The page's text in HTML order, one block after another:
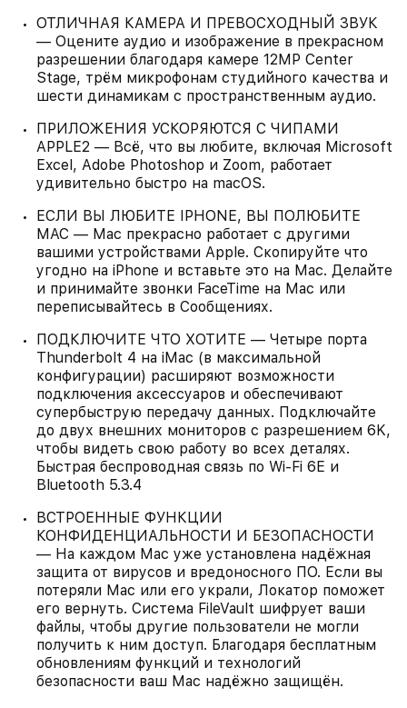
ОТЛИЧНАЯ КАМЕРА И ПРЕВОСХОДНЫЙ ЗВУК
— Оцените аудио и изображение в прекрасном
разрешении благодаря камере 12MP Center
Stage, трём микрофонам студийного качества и
шести динамикам с пространственным аудио.
ПРИЛОЖЕНИЯ УСКОРЯЮТСЯ С ЧИПАМИ
APPLE2 — Всё, что вы любите, включая Microsoft
Excel, Adobe Photoshop и Zoom, работает
удивительно быстро на macOS.
ЕСЛИ ВЫ ЛЮБИТЕ IPHONE, ВЫ ПОЛЮБИТЕ
MAC — Mac прекрасно работает с другими
вашими устройствами Apple. Скопируйте что
угодно на iPhone и вставьте это на Mac. Делайте
и принимайте звонки FaceTime на Mac или
переписывайтесь в Сообщениях.
ПОДКЛЮЧИТЕ ЧТО ХОТИТЕ — Четыре порта
Thunderbolt 4 на iMac (в максимальной
конфигурации) расширяют возможности
подключения аксессуаров и обеспечивают
супербыструю передачу данных. Подключайте
до двух внешних мониторов с разрешением 6K,
чтобы видеть свою работу во всех деталях.
Быстрая беспроводная связь по Wi‑Fi 6E и
Bluetooth 5.3.4
ВСТРОЕННЫЕ ФУНКЦИИ
КОНФИДЕНЦИАЛЬНОСТИ И БЕЗОПАСНОСТИ
— На каждом Mac уже установлена надёжная
защита от вирусов и вредоносного ПО. Если вы
потеряли Mac или его украли, Локатор поможет
его вернуть. Система FileVault шифрует ваши
файлы, чтобы другие пользователи не могли
получить к ним доступ. Благодаря бесплатным
обновлениям функций и технологий
безопасности ваш Mac надёжно защищён.